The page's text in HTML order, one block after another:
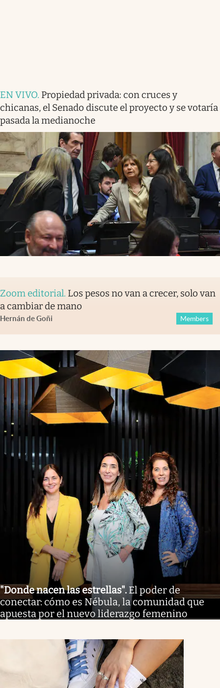
EN VIVO. Propiedad privada: con cruces y
chicanas, el Senado discute el proyecto y se votaría
pasada la medianoche
Zoom editorial. Los pesos no van a crecer, solo van
a cambiar de mano
Hernán de Goñi Members
"Donde nacen las estrellas". El poder de
conectar: cómo es Nébula, la comunidad que
apuesta por el nuevo liderazgo femenino